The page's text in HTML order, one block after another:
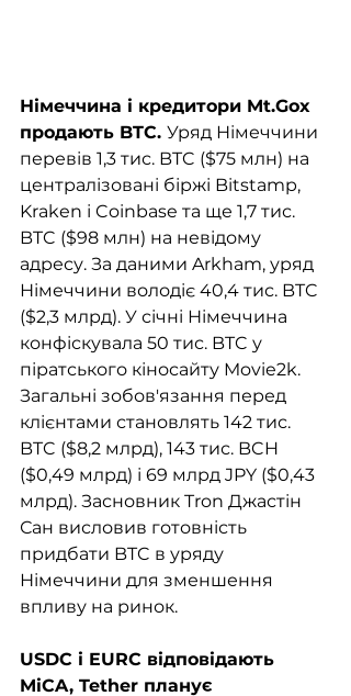
Німеччина і кредитори Mt.Gox
продають BTC. Уряд Німеччини
перевів 1,3 тис. BTC ($75 млн) на
централізовані біржі Bitstamp,
Kraken і Coinbase та ще 1,7 тис.
BTC ($98 млн) на невідому
адресу. За даними Arkham, уряд
Німеччини володіє 40,4 тис. BTC
($2,3 млрд). У січні Німеччина
конфіскувала 50 тис. BTC у
піратського кіносайту Movie2k.
Загальні зобов'язання перед
клієнтами становлять 142 тис.
BTC ($8,2 млрд), 143 тис. BCH
($0,49 млрд) і 69 млрд JPY ($0,43
млрд). Засновник Tron Джастін
Сан висловив готовність
придбати BTC в уряду
Німеччини для зменшення
впливу на ринок.
USDC і EURC відповідають
MiCA, Tether планує